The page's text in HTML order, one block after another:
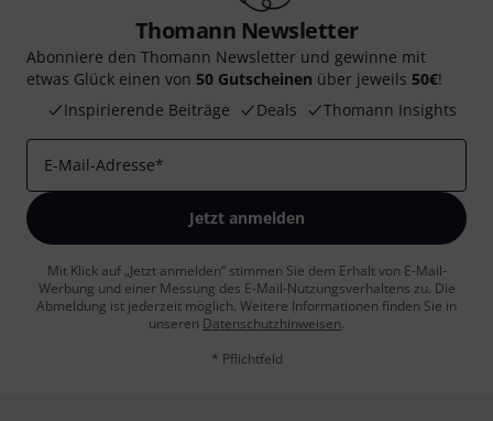
Thomann Newsletter
Abonniere den Thomann Newsletter und gewinne mit
etwas Glück einen von 50 Gutscheinen über jeweils 50€!
Inspirierende Beiträge
Deals Thomann Insights
E-Mail-Adresse*
Jetzt anmelden
Mit Klick auf „Jetzt anmelden“ stimmen Sie dem Erhalt von E-Mail-
Werbung und einer Messung des E-Mail-Nutzungsverhaltens zu. Die
Abmeldung ist jederzeit möglich. Weitere Informationen finden Sie in
unseren Datenschutzhinweisen.
* Pflichtfeld